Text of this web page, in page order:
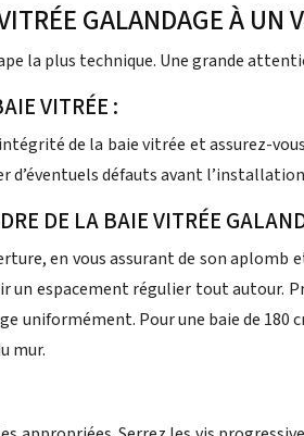
GALANDAGE À UN
la plus technique. Une grande
VITRÉE :
de la baie vitrée et assurez-
défauts avant
DE LA BAIE VITRÉE
en vous assurant de son aplomb
espacement régulier tout autour.
uniformément. Pour une baie de 180
mur.